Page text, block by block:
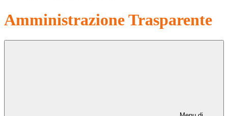
Amministrazione Trasparente